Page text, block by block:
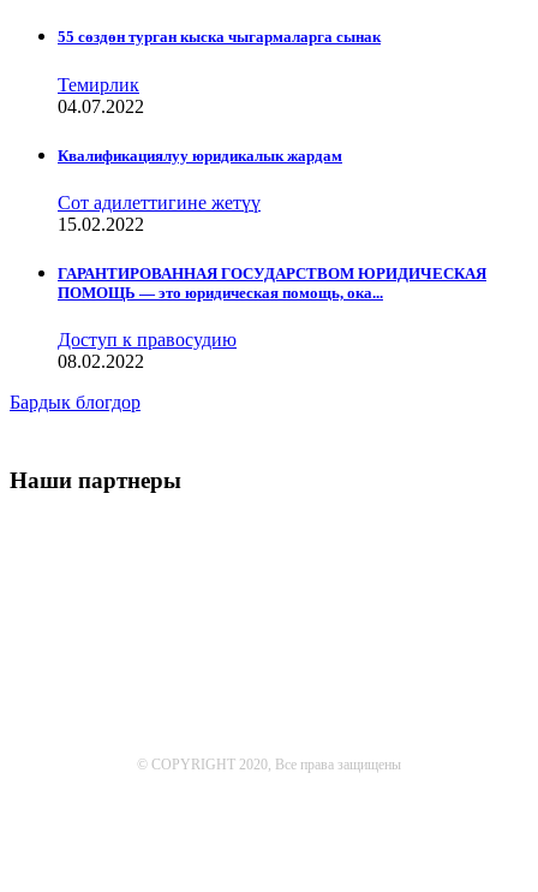
55 сөздөн турган кыска чыгармаларга сынак
Темирлик
04.07.2022
Квалификациялуу юридикалык жардам
Сот адилеттигине жетүү
15.02.2022
ГАРАНТИРОВАННАЯ ГОСУДАРСТВОМ ЮРИДИЧЕСКАЯ
ПОМОЩЬ — это юридическая помощь, ока...
Доступ к правосудию
08.02.2022
Бардык блогдор
Наши партнеры
© COPYRIGHT 2020, Все права защищены